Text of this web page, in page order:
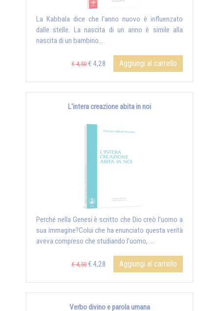
La Kabbala dice che l'anno nuovo è influenzato
dalle stelle. La nascita di un anno è simile alla
nascita di un bambino...
€ 4,50 € 4,28 Aggiungi al carrello
L'intera creazione abita in noi
Perché nella Genesi è scritto che Dio creò l’uomo a
sua immagine?Colui che ha enunciato questa verità
aveva compreso che studiando l’uomo, …
€ 4,50 € 4,28 Aggiungi al carrello
Verbo divino e parola umana